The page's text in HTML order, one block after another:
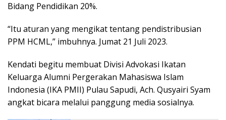
Bidang Pendidikan 20%.
“Itu aturan yang mengikat tentang pendistribusian
PPM HCML,” imbuhnya. Jumat 21 Juli 2023.
Kendati begitu membuat Divisi Advokasi Ikatan
Keluarga Alumni Pergerakan Mahasiswa Islam
Indonesia (IKA PMII) Pulau Sapudi, Ach. Qusyairi Syam
angkat bicara melalui panggung media sosialnya.